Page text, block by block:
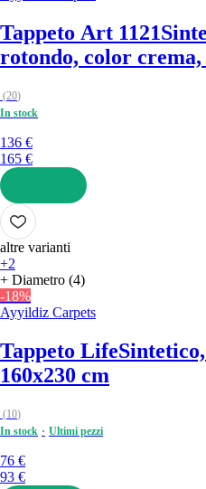
Tappeto Art 1121
rotondo, color crema,
(20)
In stock
136 €
165 €
AGGIUNGI
altre varianti
+2
+ Diametro (4)
-18%
Ayyildiz Carpets
Tappeto Life
160x230 cm
(10)
In stock
Ultimi pezzi
76 €
93 €